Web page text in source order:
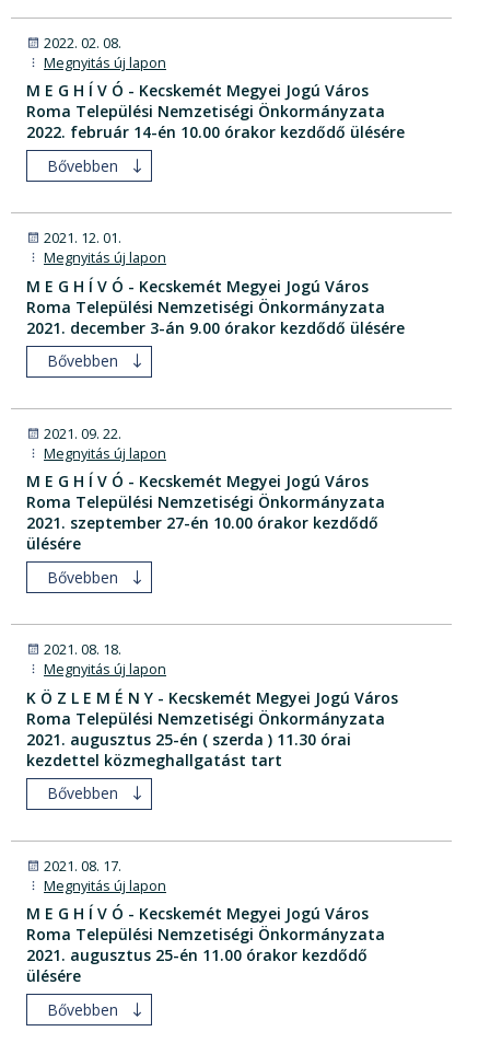
2022. 02. 08.
Megnyitás új lapon
M E G H Í V Ó - Kecskemét Megyei Jogú Város
Roma Települési Nemzetiségi Önkormányzata
2022. február 14-én 10.00 órakor kezdődő ülésére
Bővebben
2021. 12. 01.
Megnyitás új lapon
M E G H Í V Ó - Kecskemét Megyei Jogú Város
Roma Települési Nemzetiségi Önkormányzata
2021. december 3-án 9.00 órakor kezdődő ülésére
Bővebben
2021. 09. 22.
Megnyitás új lapon
M E G H Í V Ó - Kecskemét Megyei Jogú Város
Roma Települési Nemzetiségi Önkormányzata
2021. szeptember 27-én 10.00 órakor kezdődő
ülésére
Bővebben
2021. 08. 18.
Megnyitás új lapon
K Ö Z L E M É N Y - Kecskemét Megyei Jogú Város
Roma Települési Nemzetiségi Önkormányzata
2021. augusztus 25-én ( szerda ) 11.30 órai
kezdettel közmeghallgatást tart
Bővebben
2021. 08. 17.
Megnyitás új lapon
M E G H Í V Ó - Kecskemét Megyei Jogú Város
Roma Települési Nemzetiségi Önkormányzata
2021. augusztus 25-én 11.00 órakor kezdődő
ülésére
Bővebben